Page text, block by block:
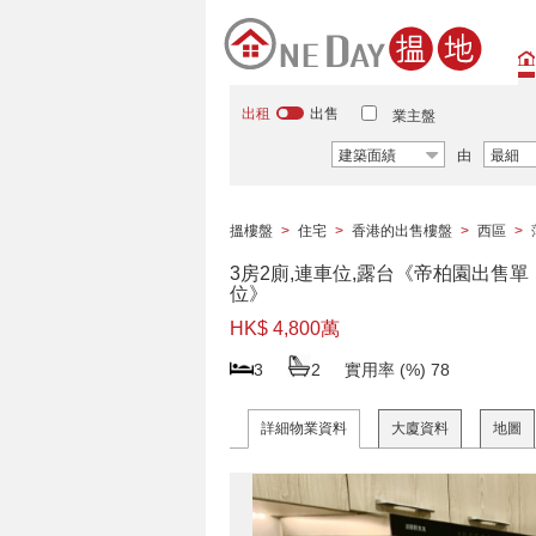
出租 出售 業主盤
建築面績 由 最細
搵樓盤 > 住宅 > 香港的出售樓盤 > 西區 >
3房2廁,連車位,露台《帝柏園出售單
位》
HK$ 4,800萬
3 2 實用率 (%) 78
詳細物業資料 大廈資料 地圖